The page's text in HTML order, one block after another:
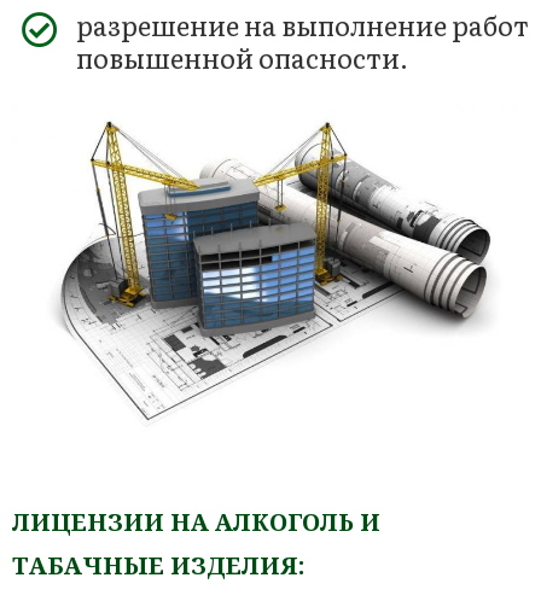
разрешение на выполнение работ
повышенной опасности.
ЛИЦЕНЗИИ НА АЛКОГОЛЬ И
ТАБАЧНЫЕ ИЗДЕЛИЯ: